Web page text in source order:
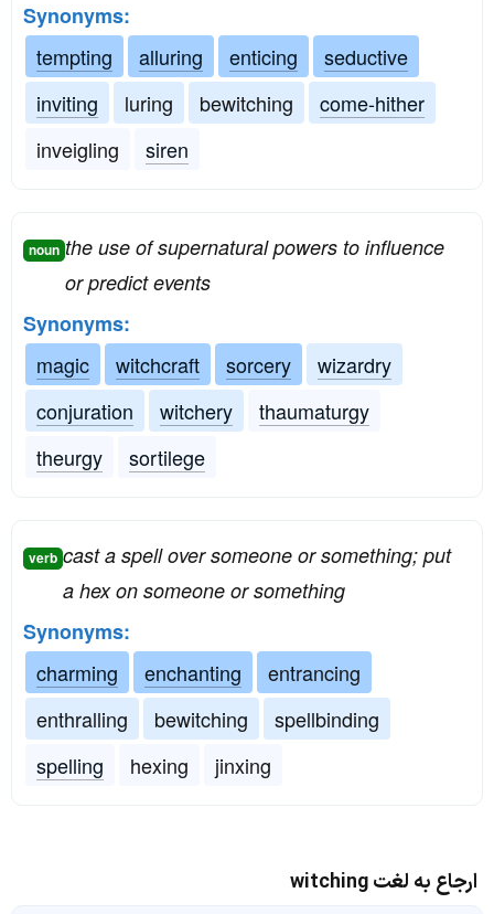
Synonyms:
tempting
alluring enticing
seductive
inviting
luring bewitching
come-hither
inveigling
siren
noun the use of supernatural powers to influence
or predict events
Synonyms:
magic
witchcraft sorcery
wizardry
conjuration
witchery
thaumaturgy
theurgy
sortilege
verb cast a spell over someone or something; put
a hex on someone or something
Synonyms:
charming
enchanting
entrancing
enthralling
bewitching
spellbinding
spelling
hexing jinxing
ارجاع به لغت witching